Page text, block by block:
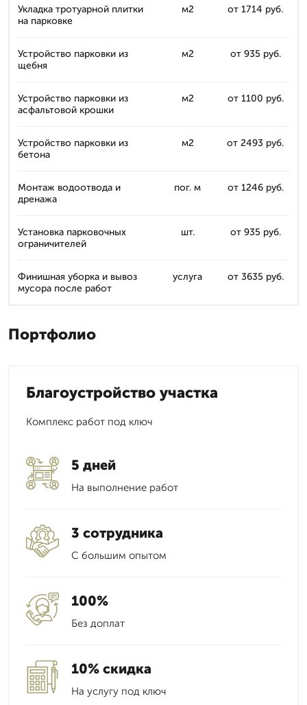
Укладка тротуарной плитки
на парковке
м2 от 1714 руб.
Устройство парковки из
щебня
м2 от 935 руб.
Устройство парковки из
асфальтовой крошки
м2 от 1100 руб.
Устройство парковки из
бетона
м2 от 2493 руб.
Монтаж водоотвода и
дренажа
пог. м от 1246 руб.
Установка парковочных
ограничителей
шт. от 935 руб.
Финишная уборка и вывоз
мусора после работ
услуга от 3635 руб.
Портфолио
Благоустройство участка
Комплекс работ под ключ
5 дней
На выполнение работ
3 сотрудника
С большим опытом
100%
Без доплат
10% скидка
На услугу под ключ